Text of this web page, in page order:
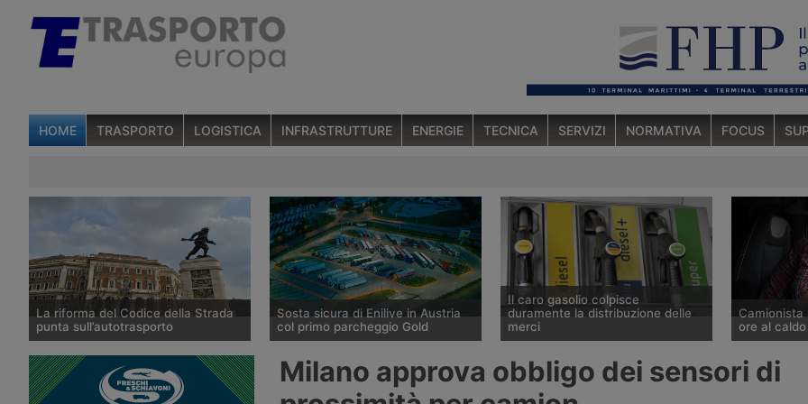
HOME TRASPORTO LOGISTICA INFRASTRUTTURE ENERGIE TECNICA SERVIZI NORMATIVA FOCUS
La riforma del Codice della Strada
punta sull’autotrasporto
Il ministero dei Trasporti ha
presentato alla fine di luglio 2026 le
linee della riforma del Codice della
Sosta sicura di Enilive in Austria
col primo parcheggio Gold
Marienkirchen bei Schärding, lungo
l’autostrada A8 Innkreis, il primo
Il caro gasolio colpisce
duramente la distribuzione delle
merci
prezzo del gasolio è salito del
20,9% tra fine febbraio e fine luglio
ore al caldo
affiliato al
Milano approva obbligo dei sensori di